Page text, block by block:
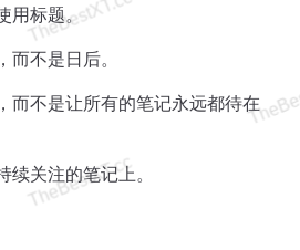
用标题。
不是日后。
而不是让所有的笔记永远都待在
关注的笔记上。